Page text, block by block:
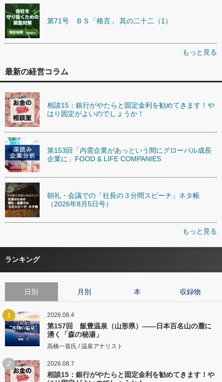
第71号 ＢＳ「格言」 其の二十二（1）
もっと見る
最新の経営コラム
相談15：銀行がやたらと固定金利を勧めてきます！や
はり固定がよいのでしょうか！
第153回「内需企業があっという間にグローバル成長
企業に」FOOD & LIFE COMPANIES
朝礼・会議での「社長の３分間スピーチ」ネタ帳
（2026年8月5日号）
もっと見る
ランキング
日別 月別 本 収録物
1 2026.08.4
第157回 飯豊温泉（山形県）――日本百名山の麓に
湧く「森の秘湯」
高橋一喜氏 / 温泉アナリスト
2 2026.08.7
相談15：銀行がやたらと固定金利を勧めてきます！や